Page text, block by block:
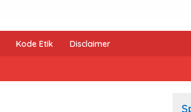
Kode Etik Disclaimer